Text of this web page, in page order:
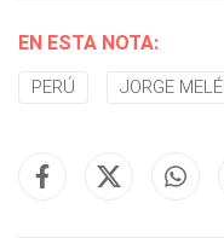
EN ESTA NOTA:
PERÚ JORGE